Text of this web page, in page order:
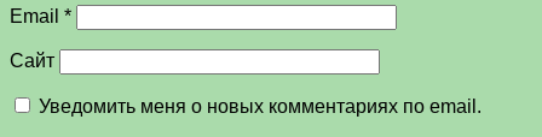
Email *
Сайт
Уведомить меня о новых комментариях по email.